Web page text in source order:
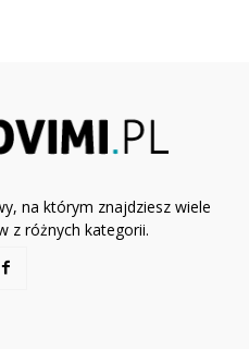
na którym znajdziesz wiele
z różnych kategorii.